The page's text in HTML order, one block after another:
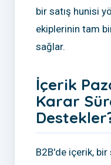
bir satış hunisi
ekiplerinin tam
sağlar.
İçerik
Karar
B2B'de içerik, bir